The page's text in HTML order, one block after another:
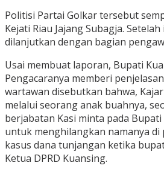
Politisi Partai Golkar tersebut
Kejati Riau Jajang Subagja.
dilanjutkan dengan bagian
Usai membuat laporan, Bupati
Pengacaranya memberi
wartawan disebutkan bahwa,
melalui seorang anak buahnya,
berjabatan Kasi minta pada
untuk menghilangkan namanya
kasus dana tunjangan ketika
Ketua DPRD Kuansing.